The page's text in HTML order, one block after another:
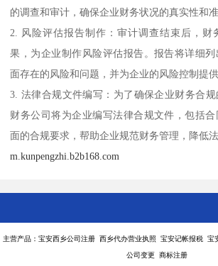
的调查和审计，确保企业财务状况的真实性和准
2. 风险评估报告制作：审计调查结束后，财
果，为企业制作风险评估报告。报告将详细
面存在的风险和问题，并为企业的风险控制提供
3. 法律合规文件编写：为了确保企业财务合规
财务公司将为企业编写法律合规文件，包括
面的合规要求，帮助企业规范财务管理，降低法
m.kunpengzhi.b2b168.com
主营产品：宝安西乡公司注册 西乡代办营业执照 宝安记帐报税
公司变更 商标注册